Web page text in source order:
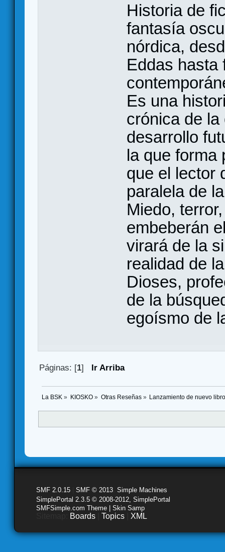
Historia de
fantasía
nórdica,
Eddas hasta
Es una
crónica de
desarrollo
la que forma
que el lector
paralela de
Miedo,
embeberán
virará de la
realidad de
Dioses,
de la
egoísmo de
Páginas: [1] Ir Arriba
La BSK » KIOSKO» Otras Reseñas» Lanzamiento de nuevo
SMF 2.0.15 SMF © 2013 Simple Machines
SimplePortal 2.3.5 © 2008-2012, SimplePortal
SMFSimple.com Theme | Skin Samp
Boards Topics XML